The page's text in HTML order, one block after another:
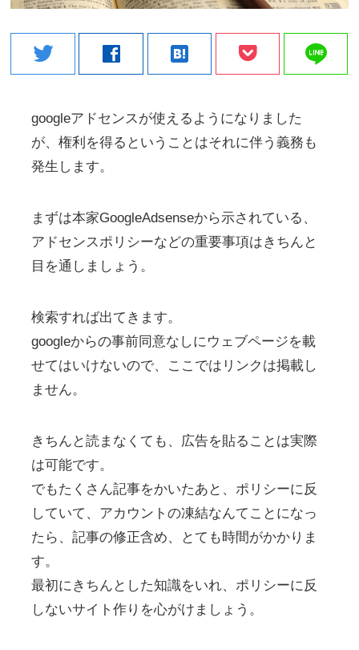
twitter facebook hatenabookmark line
googleアドセンスが使えるようになりました
が、権利を得るということはそれに伴う義務も
発生します。
まずは本家GoogleAdsenseから示されている、
アドセンスポリシーなどの重要事項はきちんと
目を通しましょう。
検索すれば出てきます。
googleからの事前同意なしにウェブページを載
せてはいけないので、ここではリンクは掲載し
ません。
きちんと読まなくても、広告を貼ることは実際
は可能です。
でもたくさん記事をかいたあと、ポリシーに反
していて、アカウントの凍結なんてことになっ
たら、記事の修正含め、とても時間がかかりま
す。
最初にきちんとした知識をいれ、ポリシーに反
しないサイト作りを心がけましょう。